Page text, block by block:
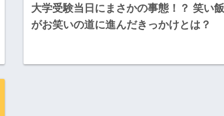
大学受験当日にまさかの事態！？ 笑い飯
がお笑いの道に進んだきっかけとは？